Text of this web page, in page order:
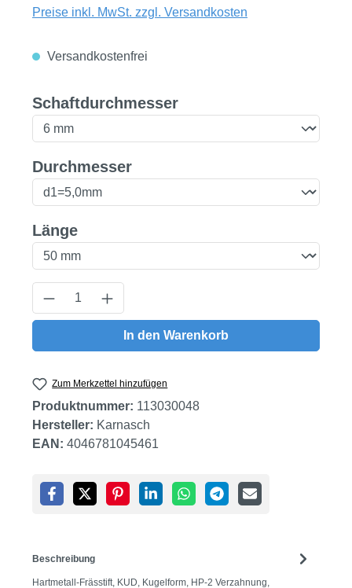
Preise inkl. MwSt. zzgl. Versandkosten
Versandkostenfrei
Schaftdurchmesserauswählen
Durchmesserauswählen
Längeauswählen
Produkt Anzahl: Gib den gewünschten
In den Warenkorb
Zum Merkzettel hinzufügen
Produktnummer: 113030048
Hersteller: Karnasch
EAN: 4046781045461
Beschreibung
Hartmetall-Frässtift, KUD, Kugelform, HP-2 Verzahnung,